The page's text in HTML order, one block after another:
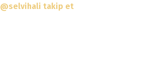
@selvihali takip et